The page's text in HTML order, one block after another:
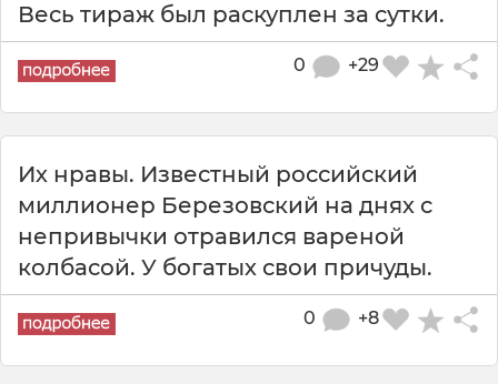
Весь тираж был раскуплен за сутки.
+29
0
Их нравы. Известный российский
миллионер Березовский на днях с
непривычки отравился вареной
колбасой. У богатых свои причуды.
+8
0